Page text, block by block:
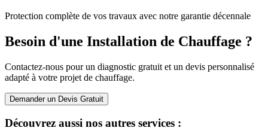
Protection complète de vos travaux avec notre garantie décennale
Besoin d'une Installation de Chauffage ?
Contactez-nous pour un diagnostic gratuit et un devis personnalisé
adapté à votre projet de chauffage.
Demander un Devis Gratuit
Découvrez aussi nos autres services :